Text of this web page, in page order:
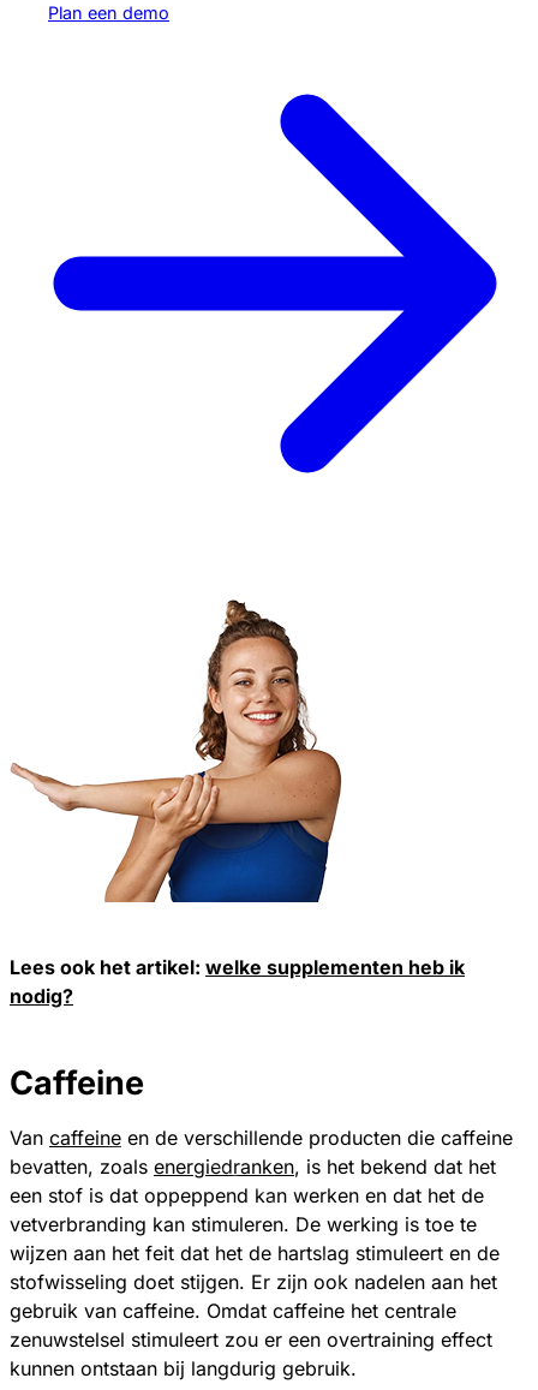
Plan een demo
Lees ook het artikel: welke supplementen heb ik
nodig?
Caffeine
Van caffeine en de verschillende producten die caffeine
bevatten, zoals energiedranken, is het bekend dat het
een stof is dat oppeppend kan werken en dat het de
vetverbranding kan stimuleren. De werking is toe te
wijzen aan het feit dat het de hartslag stimuleert en de
stofwisseling doet stijgen. Er zijn ook nadelen aan het
gebruik van caffeine. Omdat caffeine het centrale
zenuwstelsel stimuleert zou er een overtraining effect
kunnen ontstaan bij langdurig gebruik.